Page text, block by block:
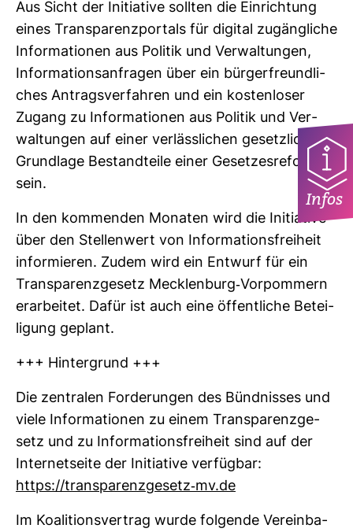
Aus Sicht der Initia­tive sollten die Ein­rich­tung
eines Trans­pa­renz­por­tals für digital zugäng­liche
Infor­ma­tionen aus Politik und Ver­wal­tungen,
Infor­ma­ti­ons­an­fragen über ein bür­ger­freund­li­
ches Antrags­ver­fahren und ein kos­ten­loser
Zugang zu Infor­ma­tionen aus Politik und Ver­
wal­tungen auf einer ver­läss­li­chen gesetz­li­chen
Grund­lage Bestand­teile einer Geset­zes­re­form
sein.
In den kom­menden Monaten wird die Initia­tive
über den Stel­len­wert von Infor­ma­ti­ons­frei­heit
infor­mieren. Zudem wird ein Ent­wurf für ein
Trans­pa­renz­ge­setz Meck­len­burg-​Vor­pom­mern
erar­beitet. Dafür ist auch eine öffent­liche Betei­
li­gung geplant.
+++ Hin­ter­grund +++
Die zen­tralen For­de­rungen des Bünd­nisses und
viele Infor­ma­tionen zu einem Trans­pa­renz­ge­
setz und zu Infor­ma­ti­ons­frei­heit sind auf der
Inter­net­seite der Initia­tive ver­fügbar:
https://trans­pa­renz­ge­setz-​mv.de
Im Koali­ti­ons­ver­trag wurde fol­gende Ver­ein­ba­
Infos